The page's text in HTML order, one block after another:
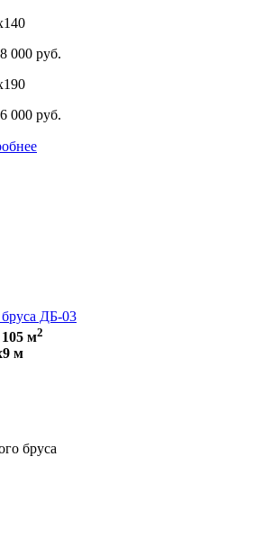
000 руб.
000 руб.
ДБ-03
105 м2
м
бруса